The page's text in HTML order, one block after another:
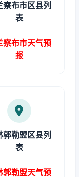
察布市区县列
表
察布市天气预
报
郭勒盟区县列
表
郭勒盟天气预